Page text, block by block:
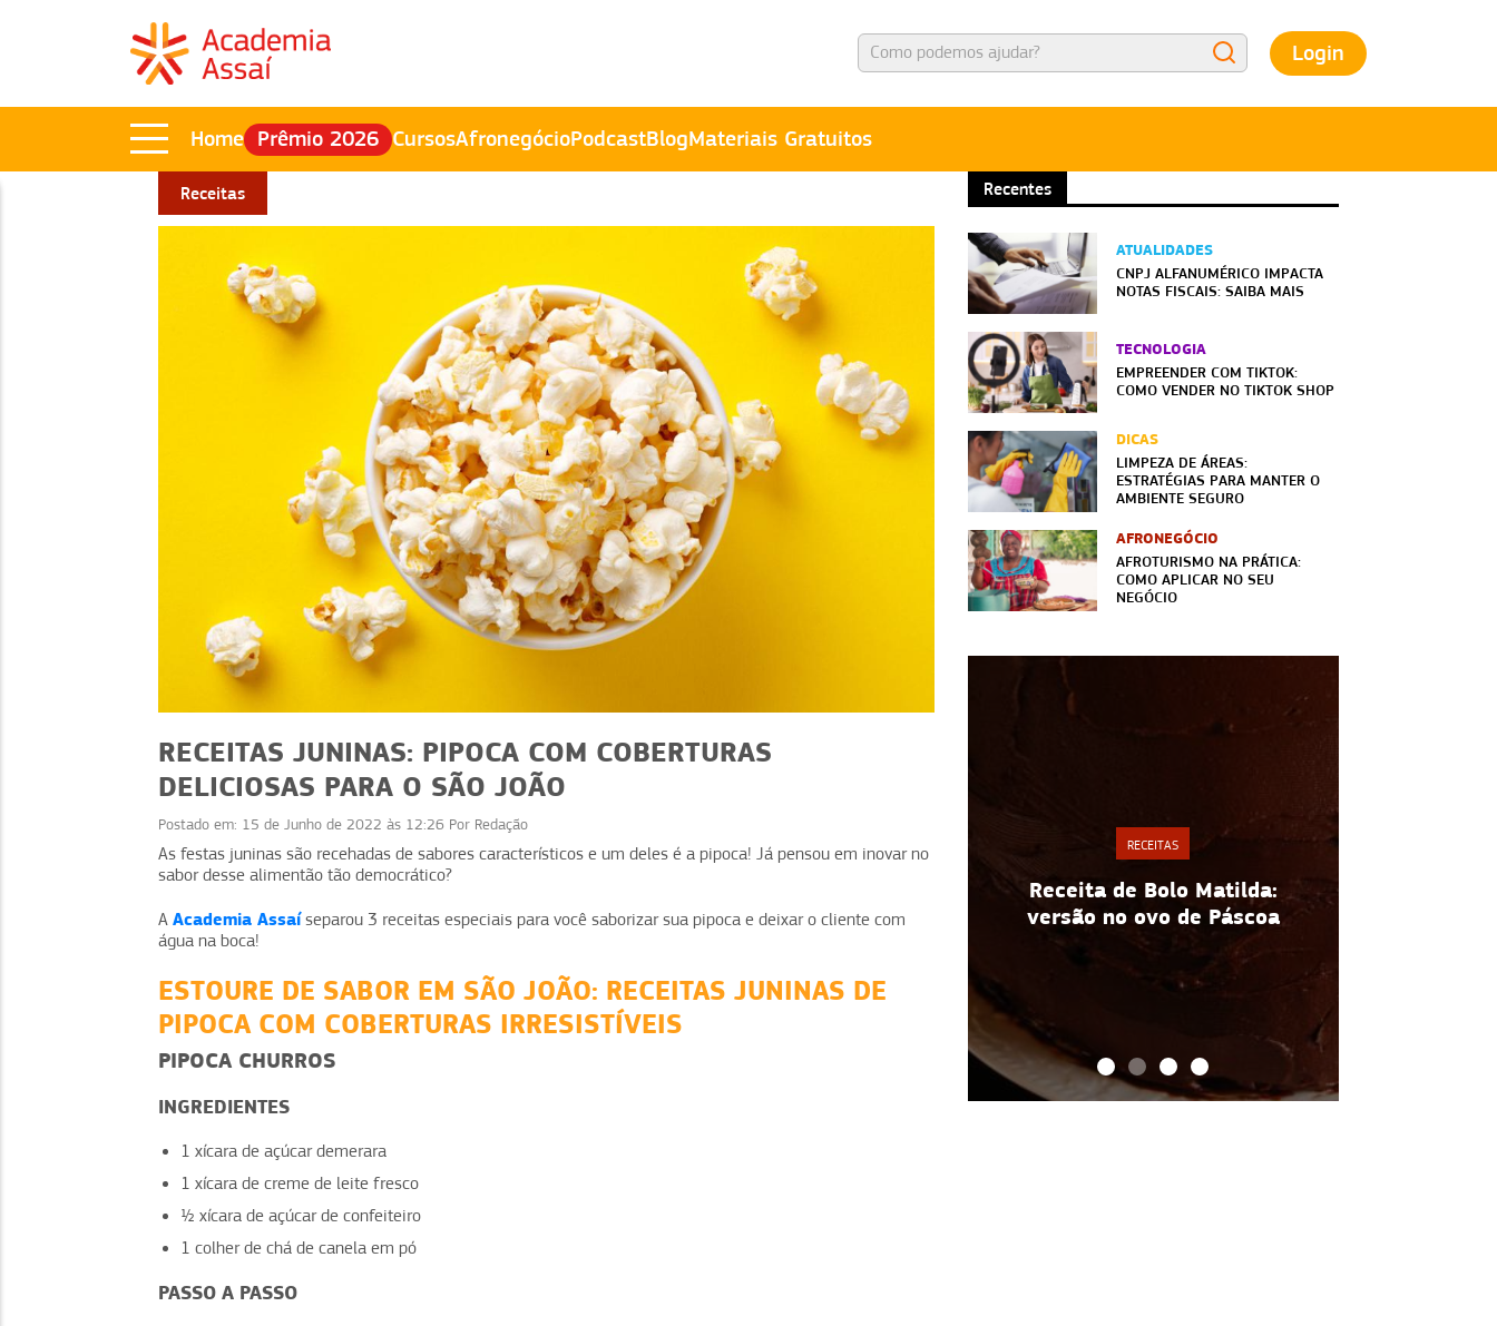
Login
Home Prêmio 2026 CursosAfronegócioPodcastBlogMateriais Gratuitos
Receitas
RECEITAS JUNINAS: PIPOCA COM COBERTURAS
DELICIOSAS PARA O SÃO JOÃO
Postado em: 15 de Junho de 2022 às 12:26 Por Redação
As festas juninas são recehadas de sabores característicos e um deles é a pipoca! Já pensou em inovar no
sabor desse alimentão tão democrático?
A Academia Assaíseparou 3 receitas especiais para você saborizar sua pipoca e deixar o cliente com
água na boca!
ESTOURE DE SABOR EM SÃO JOÃO: RECEITAS JUNINAS DE
PIPOCA COM COBERTURAS IRRESISTÍVEIS
PIPOCA CHURROS
INGREDIENTES
1 xícara de açúcar demerara
1 xícara de creme de leite fresco
½ xícara de açúcar de confeiteiro
1 colher de chá de canela em pó
PASSO A PASSO
Recentes
ATUALIDADES
CNPJ ALFANUMÉRICO IMPACTA
NOTAS FISCAIS: SAIBA MAIS
TECNOLOGIA
EMPREENDER COM TIKTOK:
COMO VENDER NO TIKTOK SHOP
DICAS
LIMPEZA DE ÁREAS:
ESTRATÉGIAS PARA MANTER O
AMBIENTE SEGURO
AFRONEGÓCIO
AFROTURISMO NA PRÁTICA:
COMO APLICAR NO SEU
NEGÓCIO
RECEITAS
Cardápio de Verão: receitas
práticas e como vender bem
RECEITAS
além da xícara para vender
RECEITAS
Receita de Bolo Matilda:
versão no ovo de Páscoa